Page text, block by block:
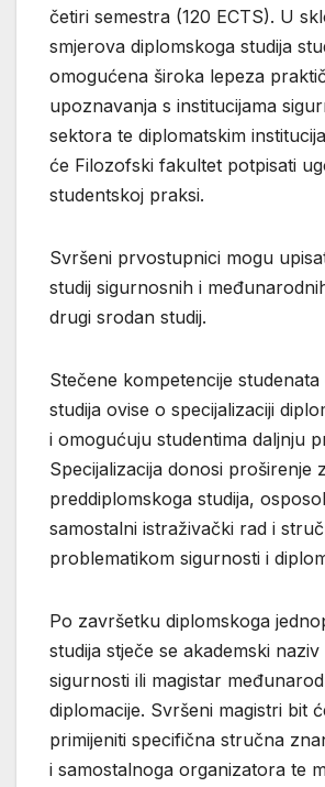
četiri semestra (120 ECTS). U
smjerova diplomskoga studija
omogućena široka lepeza
upoznavanja s institucijama
sektora te diplomatskim
će Filozofski fakultet potpisati
studentskoj praksi.
Svršeni prvostupnici mogu
studij sigurnosnih i
drugi srodan studij.
Stečene kompetencije
studija ovise o specijalizaciji
i omogućuju studentima daljnju
Specijalizacija donosi proširenje
preddiplomskoga studija,
samostalni istraživački rad i
problematikom sigurnosti i
Po završetku diplomskoga
studija stječe se akademski
sigurnosti ili magistar
diplomacije. Svršeni magistri bit
primijeniti specifična stručna
i samostalnoga organizatora te